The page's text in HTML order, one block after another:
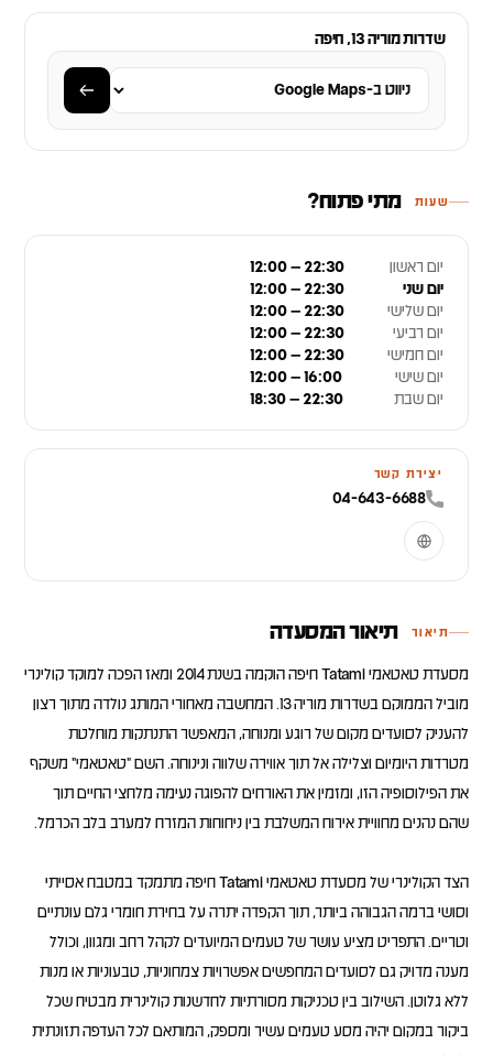
שדרות מוריה 13, חיפה
שעות מתי פתוח?
יום ראשון
12:00 – 22:30
יום שני
12:00 – 22:30
יום שלישי
12:00 – 22:30
יום רביעי
12:00 – 22:30
יום חמישי
12:00 – 22:30
יום שישי
12:00 – 16:00
יום שבת
18:30 – 22:30
יצירת קשר
04-643-6688
תיאור תיאור המסעדה
מסעדת טאטאמי Tatami חיפה הוקמה בשנת 2014 ומאז הפכה למוקד קולינרי
מוביל הממוקם בשדרות מוריה 13. המחשבה מאחורי המותג נולדה מתוך רצון
להעניק לסועדים מקום של רוגע ומנוחה, המאפשר התנתקות מוחלטת
מטרדות היומיום וצלילה אל תוך אווירה שלווה ונינוחה. השם "טאטאמי" משקף
את הפילוסופיה הזו, ומזמין את האורחים להפוגה נעימה מלחצי החיים תוך
הצד הקולינרי של מסעדת טאטאמי Tatami חיפה מתמקד במטבח אסייתי
וסושי ברמה הגבוהה ביותר, תוך הקפדה יתרה על בחירת חומרי גלם עונתיים
וטריים. התפריט מציע עושר של טעמים המיועדים לקהל רחב ומגוון, וכולל
מענה מדויק גם לסועדים המחפשים אפשרויות צמחוניות, טבעוניות או מנות
ללא גלוטן. השילוב בין טכניקות מסורתיות לחדשנות קולינרית מבטיח שכל
ביקור במקום יהיה מסע טעמים עשיר ומספק, המותאם לכל העדפה תזונתית